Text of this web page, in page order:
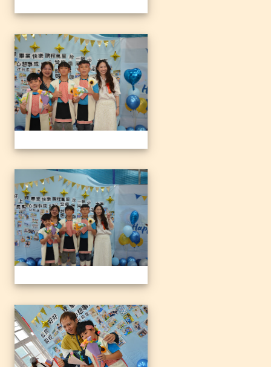
1140612三光國小79屆暨附
1140612三光國小79屆暨附
1140612三光國小79屆暨附